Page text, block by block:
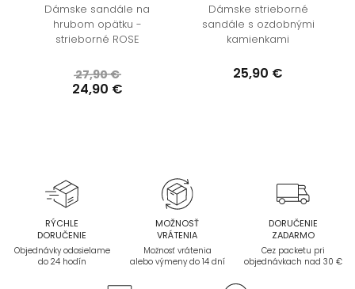
Dámske sandále na
hrubom opätku -
strieborné ROSE
27,90 €
24,90 €
Dámske strieborné
sandále s ozdobnými
kamienkami
25,90 €
RÝCHLE
DORUČENIE
Objednávky odosielame
do 24 hodín
MOŽNOSŤ
VRÁTENIA
Možnosť vrátenia
alebo výmeny do 14 dní
DORUČENIE
ZADARMO
Cez packetu pri
objednávkach nad 30 €